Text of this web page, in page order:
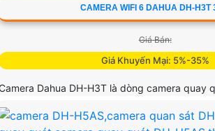
CAMERA WIFI 6 DAHUA DH-H3T
Giá Bán:
Giá Khuyến Mại: 5%-35%
Dahua DH-H3T là dòng camera quay
tích hợp Wi-Fi 6 Công nghệ AI phát hiện
thanh bất thường đàm thoại hai chiều, hồng